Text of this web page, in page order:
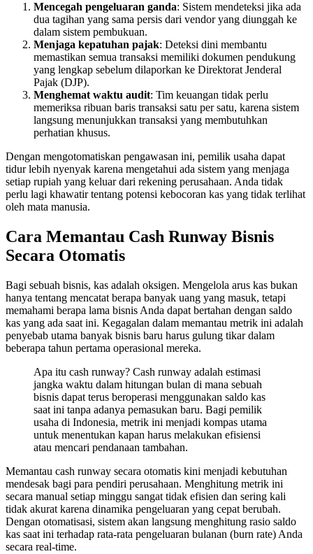
Mencegah pengeluaran ganda: Sistem mendeteksi jika ada
dua tagihan yang sama persis dari vendor yang diunggah ke
dalam sistem pembukuan.
Menjaga kepatuhan pajak: Deteksi dini membantu
memastikan semua transaksi memiliki dokumen pendukung
yang lengkap sebelum dilaporkan ke Direktorat Jenderal
Pajak (DJP).
Menghemat waktu audit: Tim keuangan tidak perlu
memeriksa ribuan baris transaksi satu per satu, karena sistem
langsung menunjukkan transaksi yang membutuhkan
perhatian khusus.
Dengan mengotomatiskan pengawasan ini, pemilik usaha dapat
tidur lebih nyenyak karena mengetahui ada sistem yang menjaga
setiap rupiah yang keluar dari rekening perusahaan. Anda tidak
perlu lagi khawatir tentang potensi kebocoran kas yang tidak terlihat
oleh mata manusia.
Cara Memantau Cash Runway Bisnis
Secara Otomatis
Bagi sebuah bisnis, kas adalah oksigen. Mengelola arus kas bukan
hanya tentang mencatat berapa banyak uang yang masuk, tetapi
memahami berapa lama bisnis Anda dapat bertahan dengan saldo
kas yang ada saat ini. Kegagalan dalam memantau metrik ini adalah
penyebab utama banyak bisnis baru harus gulung tikar dalam
beberapa tahun pertama operasional mereka.
Apa itu cash runway? Cash runway adalah estimasi
jangka waktu dalam hitungan bulan di mana sebuah
bisnis dapat terus beroperasi menggunakan saldo kas
saat ini tanpa adanya pemasukan baru. Bagi pemilik
usaha di Indonesia, metrik ini menjadi kompas utama
untuk menentukan kapan harus melakukan efisiensi
atau mencari pendanaan tambahan.
Memantau cash runway secara otomatis kini menjadi kebutuhan
mendesak bagi para pendiri perusahaan. Menghitung metrik ini
secara manual setiap minggu sangat tidak efisien dan sering kali
tidak akurat karena dinamika pengeluaran yang cepat berubah.
Dengan otomatisasi, sistem akan langsung menghitung rasio saldo
kas saat ini terhadap rata-rata pengeluaran bulanan (burn rate) Anda
secara real-time.